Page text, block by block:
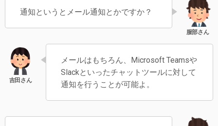
通知というとメール通知とかですか？
メールはもちろん、Microsoft Teamsや
Slackといったチャットツールに対して
通知を行うことが可能よ。